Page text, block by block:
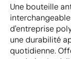
Une bouteille
d'entreprise
une durabilité
quotidienne.